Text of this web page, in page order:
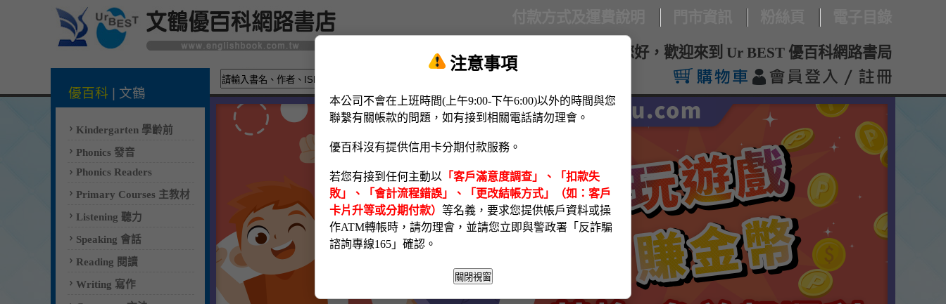
您好，歡迎來到 Ur BEST 優百科網路書局
優百科 文鶴
Kindergarten 學齡前
Phonics 發音
Phonics Readers
Primary Courses 主教材
Listening 聽力
Speaking 會話
Reading 閱讀
Writing 寫作
注意事項
本公司不會在上班時間(上午9:00-下午6:00)以外的時間與您
聯繫有關帳款的問題，如有接到相關電話請勿理會。
優百科沒有提供信用卡分期付款服務。
若您有接到任何主動以 「客戶滿意度調查」、「扣款失
敗」、「會計流程錯誤」、「更改結帳方式」（如：客戶
卡片升等或分期付款） 等名義，要求您提供帳戶資料或操
作ATM轉帳時，請勿理會，並請您立即與警政署「反詐騙
諮詢專線165」確認。